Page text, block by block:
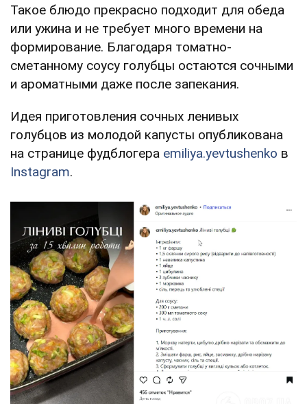
Такое блюдо прекрасно подходит для обеда
или ужина и не требует много времени на
формирование. Благодаря томатно-
сметанному соусу голубцы остаются сочными
и ароматными даже после запекания.
Идея приготовления сочных ленивых
голубцов из молодой капусты опубликована
на странице фудблогера emiliya.yevtushenko в
Instagram.